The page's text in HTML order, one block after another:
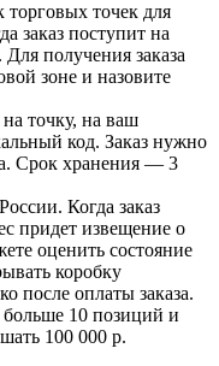
точек для
заказ поступит на
получения заказа
зоне и назовите
на точку, на ваш
код. Заказ нужно
Срок хранения — 3
Когда заказ
придет извещение о
оценить состояние
коробку
после оплаты заказа.
10 позиций и
100 000 р.